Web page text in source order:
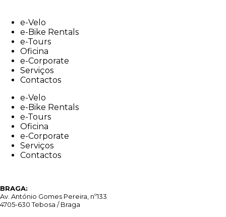
contente-Velo
e-Bike Rentals
e-Tours
Oficina
e-Corporate
Serviços
Contactos
e-Velo
e-Bike Rentals
e-Tours
Oficina
e-Corporate
Serviços
Contactos
BRAGA:
Av. António Gomes Pereira, nº133
4705-630 Tebosa / Braga